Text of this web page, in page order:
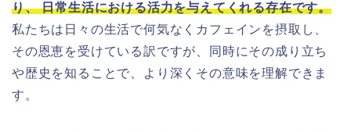
り、 日常生活における活力を与えてくれる存在です。
私たちは日々の生活で何気なくカフェインを摂取し、
その恩恵を受けている訳ですが、同時にその成り立ち
や歴史を知ることで、より深くその意味を理解できま
す。